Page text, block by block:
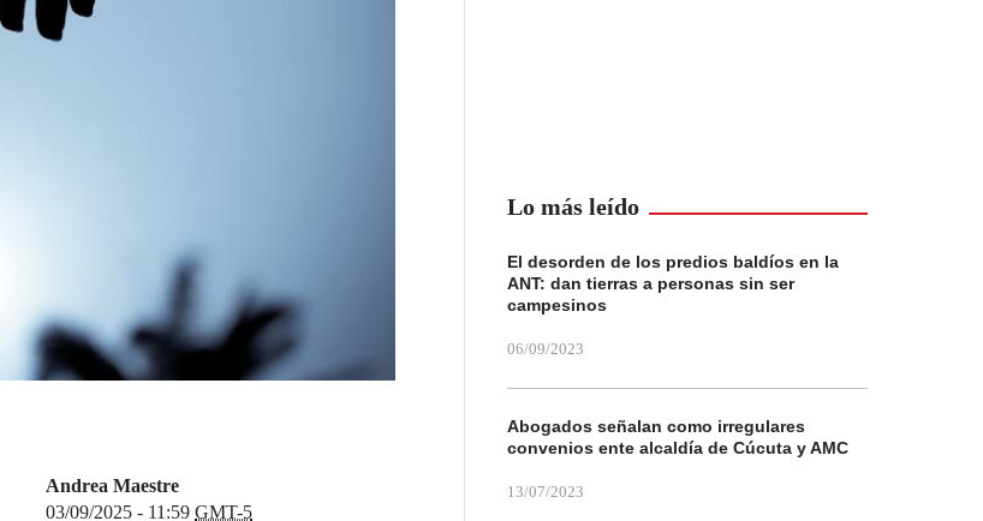
Andrea Maestre
03/09/2025 - 11:59 GMT-5
Lo más leído
El desorden de los predios baldíos en la
ANT: dan tierras a personas sin ser
campesinos
06/09/2023
Abogados señalan como irregulares
convenios ente alcaldía de Cúcuta y AMC
13/07/2023